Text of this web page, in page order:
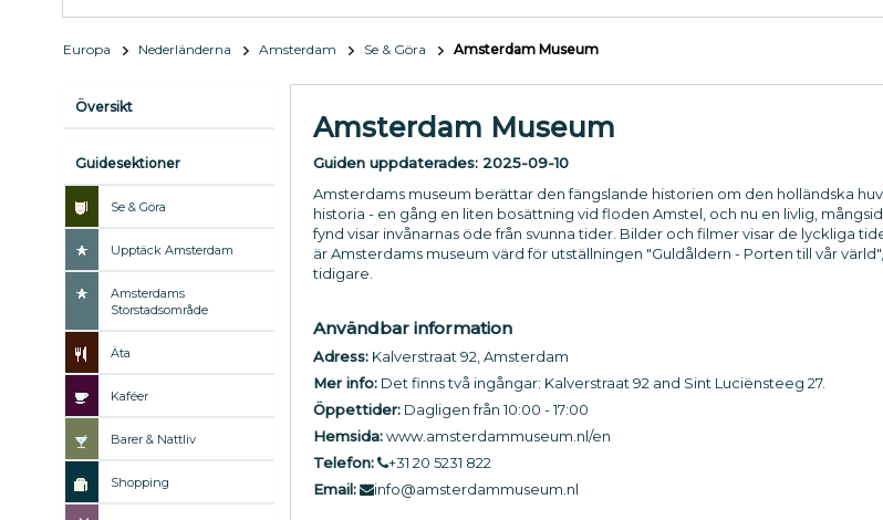
Europa Nederländerna Amsterdam Se & Göra Amsterdam Museum
Översikt
Guidesektioner
Se & Göra
Upptäck Amsterdam
Amsterdams
Storstadsområde
Äta
Kaféer
Barer & Nattliv
Shopping
Amsterdam Museum
Guiden uppdaterades: 2025-09-10
Amsterdams museum berättar den fängslande historien om den holländska
historia - en gång en liten bosättning vid floden Amstel, och nu en livlig,
fynd visar invånarnas öde från svunna tider. Bilder och filmer visar de lyckliga
är Amsterdams museum värd för utställningen "Guldåldern - Porten till vår
tidigare.
Användbar information
Adress: Kalverstraat 92, Amsterdam
Mer info: Det finns två ingångar: Kalverstraat 92 and Sint Luciënsteeg 27.
Öppettider: Dagligen från 10:00 - 17:00
Hemsida:www.amsterdammuseum.nl/en
Telefon:
+31 20 5231 822
Email:
info@amsterdammuseum.nl